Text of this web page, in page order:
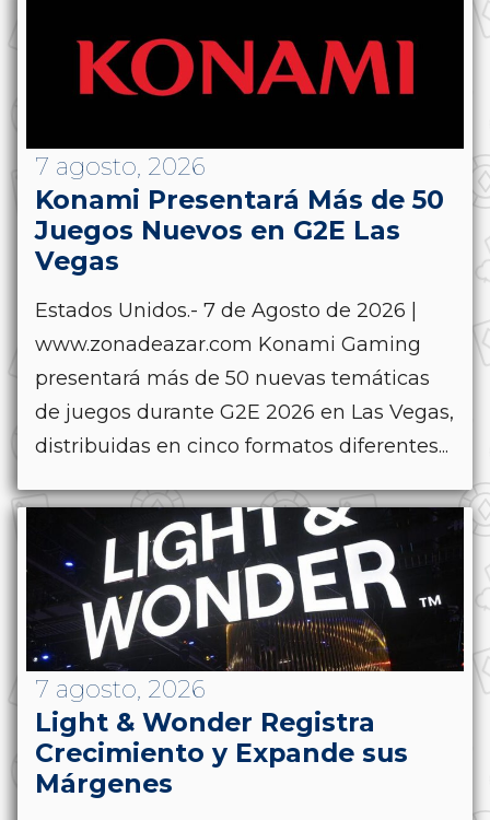
7 agosto, 2026
Konami Presentará Más de 50
Juegos Nuevos en G2E Las
Vegas
Estados Unidos.- 7 de Agosto de 2026 |
www.zonadeazar.com Konami Gaming
presentará más de 50 nuevas temáticas
de juegos durante G2E 2026 en Las Vegas,
distribuidas en cinco formatos diferentes...
7 agosto, 2026
Light & Wonder Registra
Crecimiento y Expande sus
Márgenes